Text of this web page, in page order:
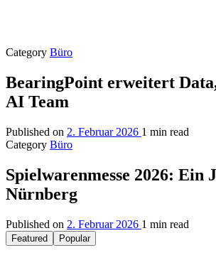
Category Büro
BearingPoint erweitert
AI Team
Published on 2. Februar 2026 1 min read
Category Büro
Spielwarenmesse 2026: Ein
Nürnberg
Published on 2. Februar 2026 1 min read
Featured Popular